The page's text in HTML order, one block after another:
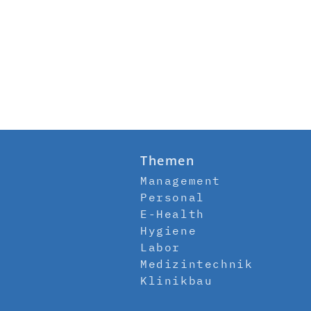
Themen
Management
Personal
E-Health
Hygiene
Labor
Medizintechnik
Klinikbau